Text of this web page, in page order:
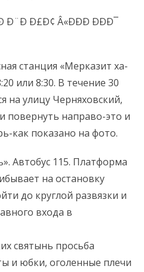
станция «Мерказит ха-
или 8:30. В течение 30
на улицу Черняховский,
повернуть направо-это и
как показано на фото.
Автобус 115. Платформа
на остановку
до круглой развязки и
входа в
святынь просьба
и юбки, оголенные плечи